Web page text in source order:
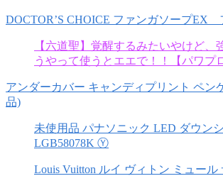
DOCTOR’S CHOICE ファンガソープEX
【六道聖】覚醒するみたいやけど、
うやって使うとエエで！！【パワプ
アンダーカバー キャンディプリント ペン
品)
未使用品 パナソニック LED ダウン
LGB58078K Ⓨ
Louis Vuitton ルイ ヴィトン ミュール